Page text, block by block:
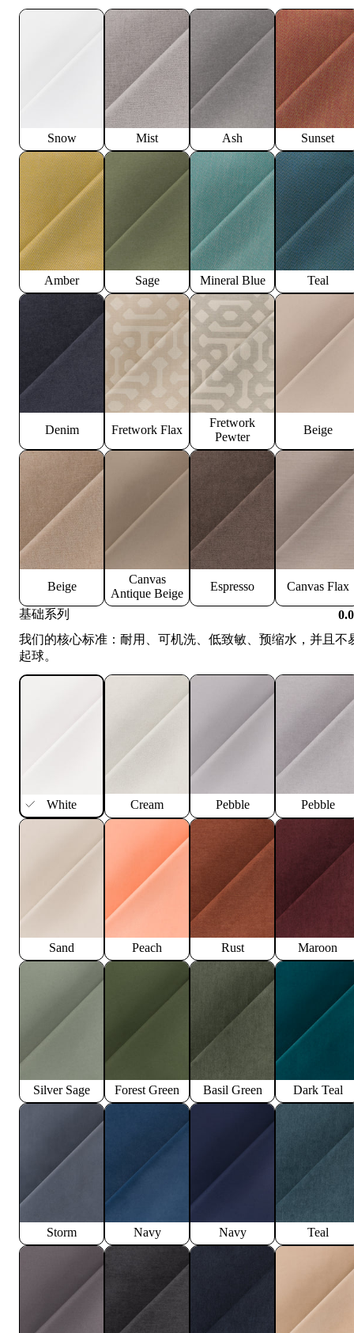
Snow Mist Ash Sunset
Amber Sage Mineral Blue Teal
Denim Fretwork Flax
Fretwork
Pewter
Beige
Beige
Canvas
Antique Beige
Espresso Canvas Flax
基础系列
我们的核心标准：耐用、可机洗、低致敏、预缩水，并且不
起球。
White Cream Pebble Pebble
Sand Peach Rust Maroon
Silver Sage Forest Green Basil Green Dark Teal
Storm Navy Navy Teal